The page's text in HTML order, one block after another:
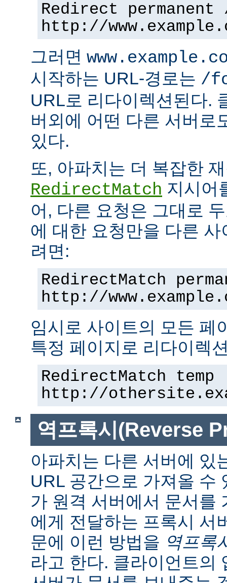
Redirect
http://
그러면
시작하는 URL-경로는 /
URL로 리다이렉션된다.
버외에 어떤 다른 서버로
있다.
또, 아파치는 더 복잡한
RedirectMatch 지시어
어, 다른 요청은 그대로
에 대한 요청만을 다른
려면:
RedirectMatch
http://
임시로 사이트의 모든 페
특정 페이지로 리다이렉
RedirectMatch
http://
역프록시(Reverse
아파치는 다른 서버에 있
URL 공간으로 가져올 수
가 원격 서버에서 문서를
에게 전달하는 프록시 서
문에 이런 방법을 역프록
라고 한다. 클라이언트의